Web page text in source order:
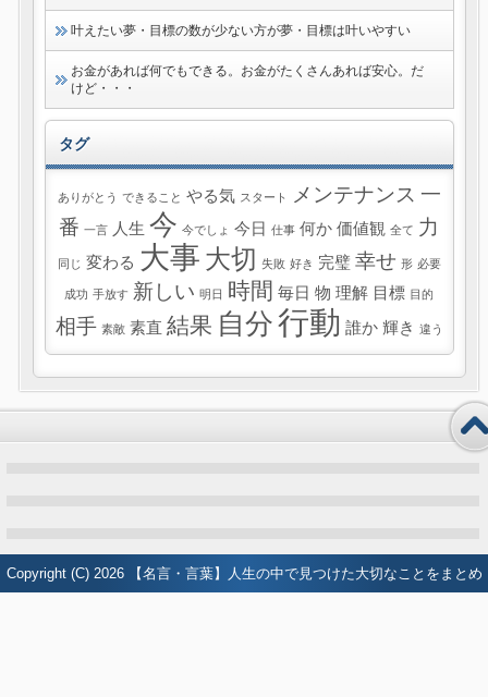
叶えたい夢・目標の数が少ない方が夢・目標は叶いやすい
お金があれば何でもできる。お金がたくさんあれば安心。だ
けど・・・
タグ
ありがとう できること やる気 スタート メンテナンス 一
番 一言 人生 今 今でしょ 今日 仕事 何か 価値観 全て 力
同じ 変わる 大事 大切 失敗 好き 完璧 幸せ 形 必要
成功 手放す 新しい 明日 時間 毎日 物 理解 目標 目的
相手 素敵 素直 結果 自分行動 誰か 輝き 違う
Copyright (C) 2026 【名言・言葉】人生の中で見つけた大切なことをまとめ